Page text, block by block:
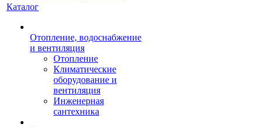
Каталог
Отопление, водоснабжение
и вентиляция
Отопление
Климатические
оборудование и
вентиляция
Инженерная
сантехника